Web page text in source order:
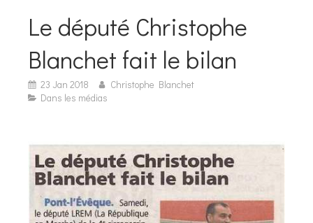
Le député Christophe
Blanchet fait le bilan
23 Jan 2018
Christophe Blanchet
Dans les médias